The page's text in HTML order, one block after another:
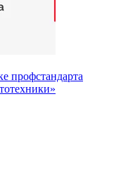
профстандарта